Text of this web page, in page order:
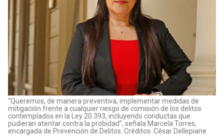
“Queremos, de manera preventiva, implementar medidas de
mitigación frente a cualquier riesgo de comisión de los delitos
contemplados en la Ley 20.393, incluyendo conductas que
pudieran atentar contra la probidad", señala Marcela Torres,
encargada de Prevención de Delitos. Créditos: César Dellepiane